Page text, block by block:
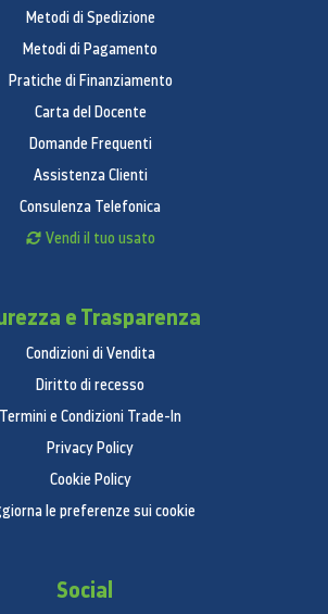
Metodi di Spedizione
Metodi di Pagamento
Pratiche di Finanziamento
Carta del Docente
Domande Frequenti
Assistenza Clienti
Consulenza Telefonica
Vendi il tuo usato
e Trasparenza
Condizioni di Vendita
Diritto di recesso
Termini e Condizioni Trade-In
Privacy Policy
Cookie Policy
le preferenze sui cookie
Social